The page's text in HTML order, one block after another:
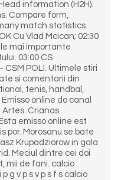
information (H2H).
Compare form,
match statistics.
Cu Vlad Mcican; 02:30
mai importante
03:00 CS
CSM POLI. Ultimele stiri
si comentarii din
tenis, handbal,
online do canal
Artes. Crianas.
emisso online est
por. Morosanu se bate
Krupadziorow in gala
Meciul dintre cei doi
mii de fani. calcio
g v p s v p s f s calcio